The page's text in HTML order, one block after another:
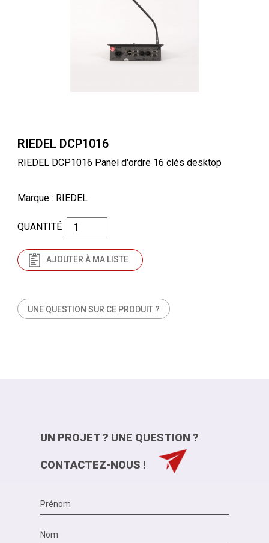
RIEDEL DCP1016
RIEDEL DCP1016 Panel d'ordre 16 clés desktop
Marque : RIEDEL
UNE QUESTION SUR CE PRODUIT ?
QUANTITÉ
AJOUTER À MA LISTE
UN PROJET ? UNE QUESTION ?
CONTACTEZ-NOUS !